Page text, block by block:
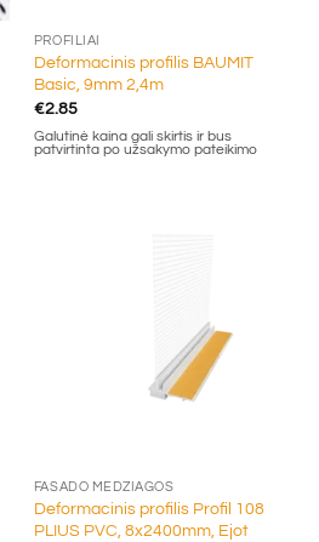
PROFILIAI
Deformacinis profilis BAUMIT
Basic, 9mm 2,4m
€2.85
Galutinė kaina gali skirtis ir bus
patvirtinta po užsakymo pateikimo
FASADO MEDŽIAGOS
Deformacinis profilis Profil 108
PLIUS PVC, 8x2400mm, Ejot